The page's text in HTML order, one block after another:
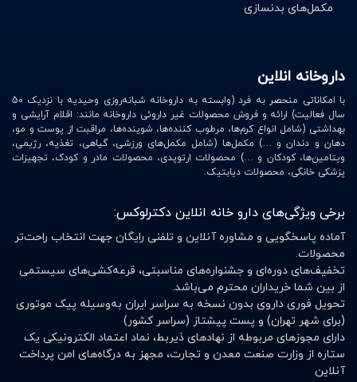
مکمل‌های بدنسازی
داروخانه انلاین
با امکاناتی منحصر به فرد (وابسته به داروخانه شبانه‌روزی وحیدیه با نزدیک 50
سال فعالیت) ارائه و فروش محصولات غیر داروئی داروخانه مانند: اقلام آرایشی و
بهداشتی (شامل انواع کرم‌ها، مرطوب کننده‌ها، شوینده‌ها، مراقبت از پوست و مو،
دهان و دندان و …) مکمل‌ها (شامل مکمل‌های ورزشی، گیاهی، تغذیه، رژیمی،
ویتامین‌ها، کودکان و …) محصولات ارتوپدی، محصولات مادر و کودک، تجهیزات
پزشکی خانگی، محصولات دیابتیک.
برخی ویژگی‌های دارو خانه انلاین دکترلوکس:
آماده پاسخگویی و مشاوره آنلاین و تلفنی رایگان جهت انتخاب راحت‌تر
محصولات.
تخفیف‌های دوره‌ای و جشنواره‌های مناسبتی، قرعه‌کشی‌های سیستمی
از بین شما خریداران محترم می‌باشد.
تحویل فوری داروی بدون نسخه به سراسر ایران به‌وسیله پیک موتوری
(برای شهر تهران) و پست پیشتاز (سراسر کشور)
دارای مجوزهای مربوطه از نهادهای ذیربط، نماد اعتماد الکترونیکی یک
ستاره از وزارت صنعت معدن و تجارت، مجهز به درگاه‌های امن پرداخت
آنلاین